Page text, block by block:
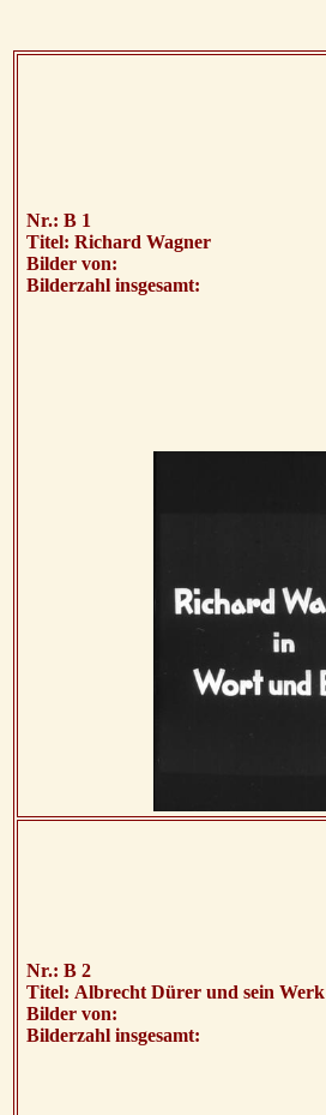
Nr.: B 1
Titel: Richard Wagner
Bilder von:
Bilderzahl insgesamt:
Nr.: B 2
Titel: Albrecht Dürer und sein Werk
Bilder von:
Bilderzahl insgesamt: